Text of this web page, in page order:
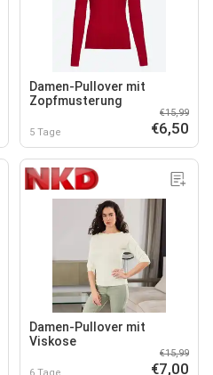
Damen-Pullover mit
Zopfmusterung
5 Tage
€15,99
€6,50
Damen-Pullover mit
Viskose
6 Tage
€15,99
€7,00